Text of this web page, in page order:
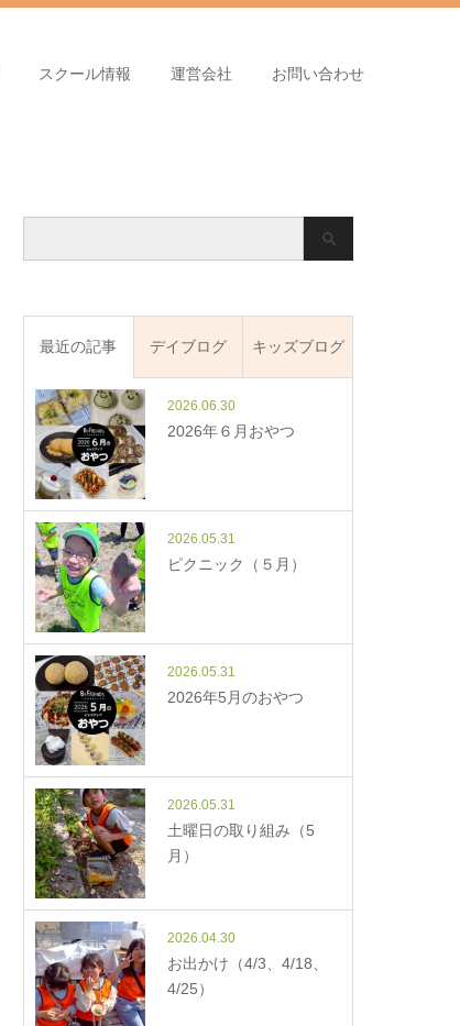
スクール情報 運営会社 お問い合わせ
最近の記事 デイブログ キッズブログ
2026.06.30
2026年６月おやつ
2026.05.31
ピクニック（５月）
2026.05.31
2026年5月のおやつ
2026.05.31
土曜日の取り組み（5
月）
2026.04.30
お出かけ（4/3、4/18、
4/25）